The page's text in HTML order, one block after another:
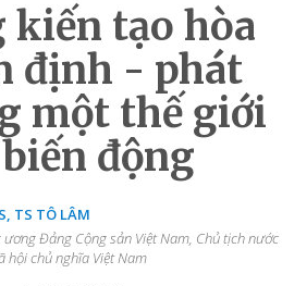
kiến tạo hòa
định - phát
một thế giới
động
TS TÔ LÂM
Đảng Cộng sản Việt Nam, Chủ tịch nước
hội chủ nghĩa Việt Nam